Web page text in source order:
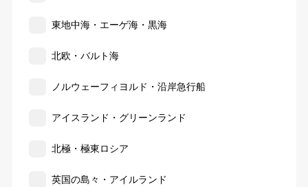
東地中海・エーゲ海・黒海
北欧・バルト海
ノルウェーフィヨルド・沿岸急行船
アイスランド・グリーンランド
北極・極東ロシア
英国の島々・アイルランド